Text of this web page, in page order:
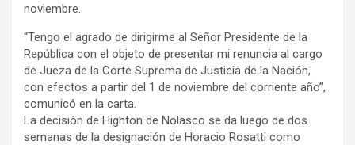
noviembre.
“Tengo el agrado de dirigirme al Señor Presidente de la
República con el objeto de presentar mi renuncia al cargo
de Jueza de la Corte Suprema de Justicia de la Nación,
con efectos a partir del 1 de noviembre del corriente año”,
comunicó en la carta.
La decisión de Highton de Nolasco se da luego de dos
semanas de la designación de Horacio Rosatti como